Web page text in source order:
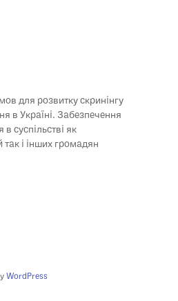
для розвитку скринінгу
в Україні. Забезпечення
суспільстві як
і інших громадян
WordPress